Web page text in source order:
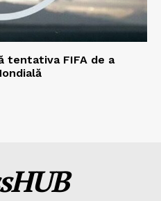
tentativa FIFA de a